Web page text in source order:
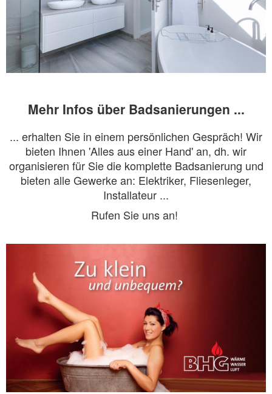
Mehr Infos über Badsanierungen ...
... erhalten Sie in einem persönlichen Gespräch! Wir
bieten Ihnen 'Alles aus einer Hand' an, dh. wir
organisieren für Sie die komplette Badsanierung und
bieten alle Gewerke an: Elektriker, Fliesenleger,
Installateur ...
Rufen Sie uns an!